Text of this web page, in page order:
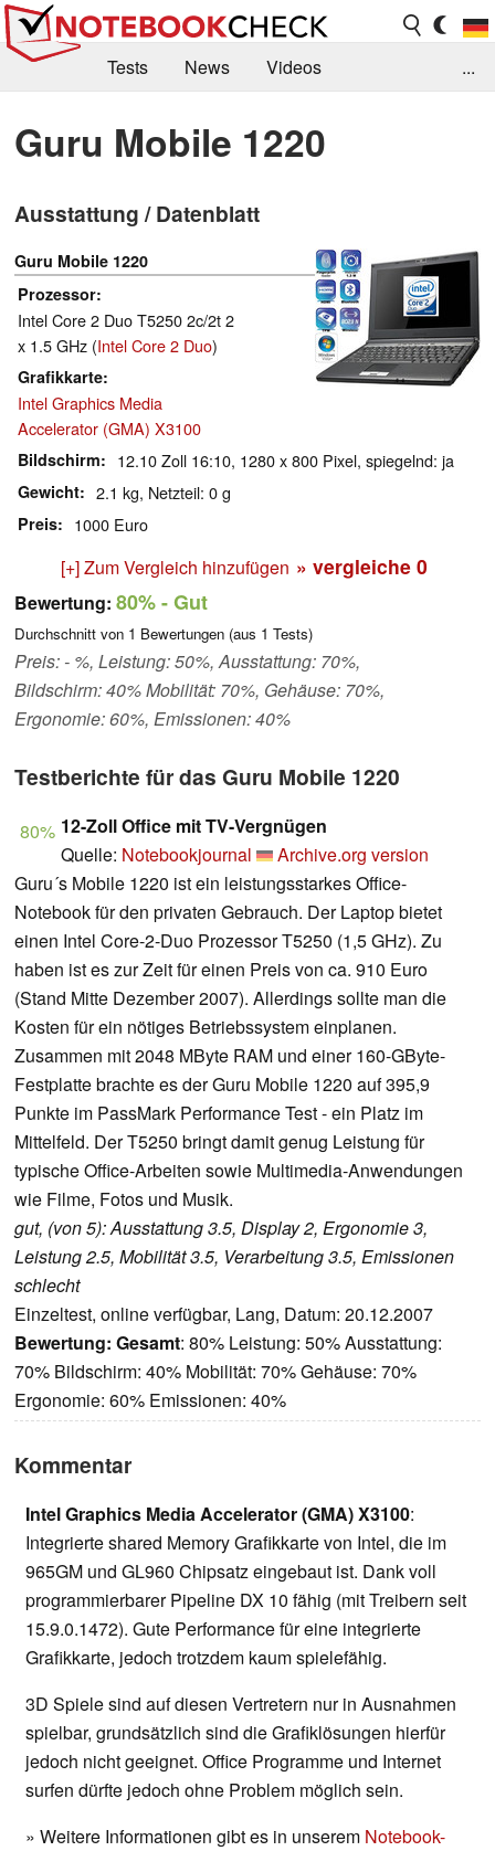
Tests News
Videos
Kaufberatung
Deals Suche
Forum
...
Guru Mobile 1220
Ausstattung / Datenblatt
Guru Mobile 1220
Prozessor
Intel Core 2 Duo T5250 2c/2t 2
x 1.5 GHz (Intel Core 2 Duo)
Grafikkarte
Intel Graphics Media
Accelerator (GMA) X3100
Bildschirm 12.10 Zoll 16:10, 1280 x 800 Pixel, spiegelnd: ja
Gewicht 2.1 kg, Netzteil: 0 g
Preis 1000 Euro
[+] Zum Vergleich hinzufügen » vergleiche 0
Bewertung: 80%- Gut
Durchschnitt von 1 Bewertungen (aus 1 Tests)
Preis: - %, Leistung: 50%, Ausstattung: 70%,
Bildschirm: 40% Mobilität: 70%, Gehäuse: 70%,
Ergonomie: 60%, Emissionen: 40%
Testberichte für das Guru Mobile 1220
80% 12-Zoll Office mit TV-Vergnügen
Quelle: Notebookjournal
Archive.org version
Guru´s Mobile 1220 ist ein leistungsstarkes Office-
Notebook für den privaten Gebrauch. Der Laptop bietet
einen Intel Core-2-Duo Prozessor T5250 (1,5 GHz). Zu
haben ist es zur Zeit für einen Preis von ca. 910 Euro
(Stand Mitte Dezember 2007). Allerdings sollte man die
Kosten für ein nötiges Betriebssystem einplanen.
Zusammen mit 2048 MByte RAM und einer 160-GByte-
Festplatte brachte es der Guru Mobile 1220 auf 395,9
Punkte im PassMark Performance Test - ein Platz im
Mittelfeld. Der T5250 bringt damit genug Leistung für
typische Office-Arbeiten sowie Multimedia-Anwendungen
wie Filme, Fotos und Musik.
gut, (von 5): Ausstattung 3.5, Display 2, Ergonomie 3,
Leistung 2.5, Mobilität 3.5, Verarbeitung 3.5, Emissionen
schlecht
Einzeltest, online verfügbar, Lang, Datum: 20.12.2007
Bewertung: Gesamt: 80% Leistung: 50% Ausstattung:
70% Bildschirm: 40% Mobilität: 70% Gehäuse: 70%
Ergonomie: 60% Emissionen: 40%
Kommentar
Intel Graphics Media Accelerator (GMA) X3100:
Integrierte shared Memory Grafikkarte von Intel, die im
965GM und GL960 Chipsatz eingebaut ist. Dank voll
programmierbarer Pipeline DX 10 fähig (mit Treibern seit
15.9.0.1472). Gute Performance für eine integrierte
Grafikkarte, jedoch trotzdem kaum spielefähig.
3D Spiele sind auf diesen Vertretern nur in Ausnahmen
spielbar, grundsätzlich sind die Grafiklösungen hierfür
jedoch nicht geeignet. Office Programme und Internet
surfen dürfte jedoch ohne Problem möglich sein.
» Weitere Informationen gibt es in unserem Notebook-